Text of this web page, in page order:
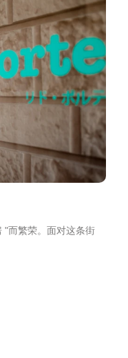
"而繁荣。面对这条街